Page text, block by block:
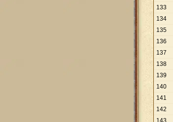
133
134
135
136
137
138
139
140
141
142
143